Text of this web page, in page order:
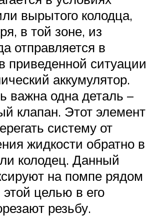
вырытого колодца,
в той зоне, из
отправляется в
приведенной ситуации
аккумулятор.
важна одна деталь –
клапан. Этот элемент
систему от
жидкости обратно в
колодец. Данный
на помпе рядом
целью в его
резьбу.